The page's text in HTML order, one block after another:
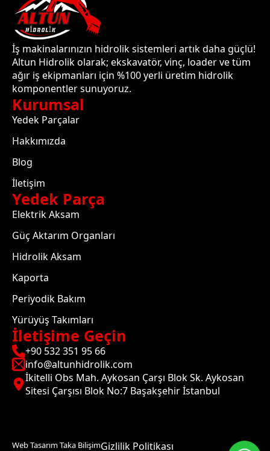
İş makinalarınızın hidrolik sistemleri artık daha güçlü!
Altun Hidrolik olarak; ekskavatör, vinç, loader ve tüm
ağır iş ekipmanları için %100 yerli üretim hidrolik
komponentler sunuyoruz.
Kurumsal
Yedek Parçalar
Hakkımızda
Blog
İletişim
Yedek Parça
Elektrik Aksam
Güç Aktarım Organları
Hidrolik Aksam
Kaporta
Periyodik Bakım
Yürüyüş Takımları
İletişime Geçin
+90 532 351 95 66
info@altunhidrolik.com
İkitelli Obs Mah. Aykosan Çarşı Blok Sk. Aykosan
Sitesi Çarşısı Blok No:7 Başakşehir İstanbul
Web Tasarım Taka BilişimGizlilik Politikası